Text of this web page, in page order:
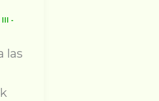
III -
las